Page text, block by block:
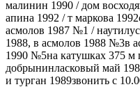
малинин 1990 / дом
апина 1992 / т маркова
асмолов 1987 №1 /
1988, в асмолов 1988 №3в
1990 №5на катушках 375 м
добрынинласковый май
и турган 1989звонить с